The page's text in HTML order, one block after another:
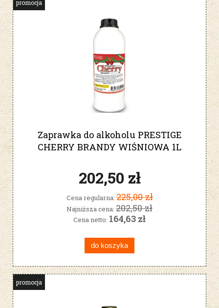
Zaprawka do alkoholu PRESTIGE
CHERRY BRANDY WIŚNIOWA 1L
202,50 zł
Cena regularna:225,00 zł
Najniższa cena: 202,50 zł
Cena netto: 164,63 zł
do koszyka
promocja
promocja